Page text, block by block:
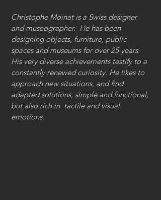
Christophe Moinat is a Swiss designer
and museographer. He has been
designing objects, furniture, public
spaces and museums for over 25 years.
His very diverse achievements testify to a
constantly renewed curiosity. He likes to
approach new situations, and find
adapted solutions, simple and functional,
but also rich in tactile and visual
emotions.